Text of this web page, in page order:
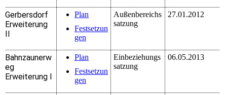
Gerbersdorf
Erweiterung
Plan
Festsetzun
gen
Außenbereichs
satzung
27.01.2012
Bahnzaunerw
eg
Erweiterung I
Plan
Festsetzun
gen
Einbeziehungs
satzung
06.05.2013